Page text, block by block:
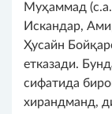
Муҳаммад
Искандар,
Ҳусайн
етказади.
сифатида
хирандманд,